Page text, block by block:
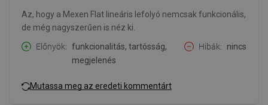
Az, hogy a Mexen Flat lineáris lefolyó nemcsak funkcionális,
de még nagyszerűen is néz ki.
Előnyök
funkcionalitás, tartósság,
megjelenés
Hibák nincs
Mutassa meg az eredeti kommentárt